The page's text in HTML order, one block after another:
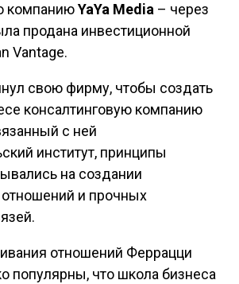
компаниюYaYa Media – через
продана инвестиционной
Vantage.
свою фирму, чтобы создать
консалтинговую компанию
с ней
институт, принципы
на создании
и прочных
отношений Феррацци
популярны, что школа бизнеса